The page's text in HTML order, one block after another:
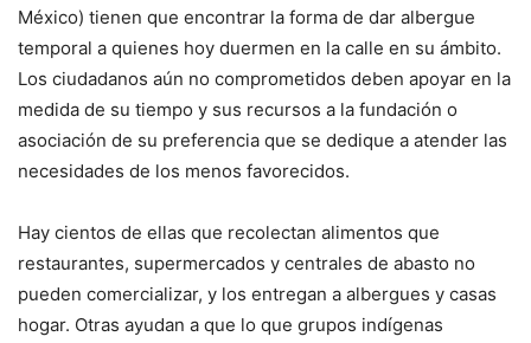
México) tienen que encontrar la forma de dar albergue
temporal a quienes hoy duermen en la calle en su ámbito.
Los ciudadanos aún no comprometidos deben apoyar en la
medida de su tiempo y sus recursos a la fundación o
asociación de su preferencia que se dedique a atender las
necesidades de los menos favorecidos.
Hay cientos de ellas que recolectan alimentos que
restaurantes, supermercados y centrales de abasto no
pueden comercializar, y los entregan a albergues y casas
hogar. Otras ayudan a que lo que grupos indígenas